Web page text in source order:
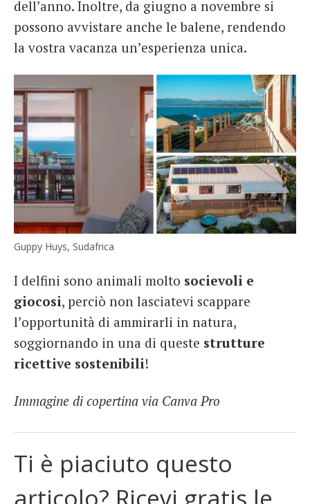
dell’anno. Inoltre, da giugno a novembre si
possono avvistare anche le balene, rendendo
la vostra vacanza un’esperienza unica.
Guppy Huys, Sudafrica
I delfini sono animali molto socievoli e
giocosi, perciò non lasciatevi scappare
l’opportunità di ammirarli in natura,
soggiornando in una di queste strutture
ricettive sostenibili!
Immagine di copertina via Canva Pro
Ti è piaciuto questo
articolo? Ricevi gratis le